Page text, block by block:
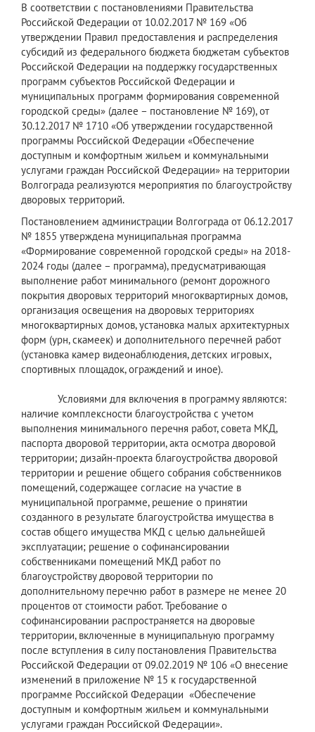
В соответствии с постановлениями Правительства
Российской Федерации от 10.02.2017 № 169 «Об
утверждении Правил предоставления и распределения
субсидий из федерального бюджета бюджетам субъектов
Российской Федерации на поддержку государственных
программ субъектов Российской Федерации и
муниципальных программ формирования современной
городской среды» (далее – постановление № 169), от
30.12.2017 № 1710 «Об утверждении государственной
программы Российской Федерации «Обеспечение
доступным и комфортным жильем и коммунальными
услугами граждан Российской Федерации» на территории
Волгограда реализуются мероприятия по благоустройству
дворовых территорий.
​Постановлением администрации Волгограда от 06.12.2017
№ 1855 утверждена муниципальная программа
«Формирование современной городской среды» на 2018-
2024 годы (далее – программа), предусматривающая
выполнение работ минимального (ремонт дорожного
покрытия дворовых территорий многоквартирных домов,
организация освещения на дворовых территориях
многоквартирных домов, установка малых архитектурных
форм (урн, скамеек) и дополнительного перечней работ
(установка камер видеонаблюдения, детских игровых,
спортивных площадок, ограждений и иное).
Условиями для включения в программу являются:
наличие комплексности благоустройства с учетом
выполнения минимального перечня работ, совета МКД,
паспорта дворовой территории, акта осмотра дворовой
территории; дизайн-проекта благоустройства дворовой
территории и решение общего собрания собственников
помещений, содержащее согласие на участие в
муниципальной программе, решение о принятии
созданного в результате благоустройства имущества в
состав общего имущества МКД с целью дальнейшей
эксплуатации; решение о софинансировании
собственниками помещений МКД работ по
благоустройству дворовой территории по
дополнительному перечню работ в размере не менее 20
процентов от стоимости работ. Требование о
софинансировании распространяется на дворовые
территории, включенные в муниципальную программу
после вступления в силу постановления Правительства
Российской Федерации от 09.02.2019 № 106 «О внесение
изменений в приложение № 15 к государственной
программе Российской Федерации «Обеспечение
доступным и комфортным жильем и коммунальными
услугами граждан Российской Федерации».